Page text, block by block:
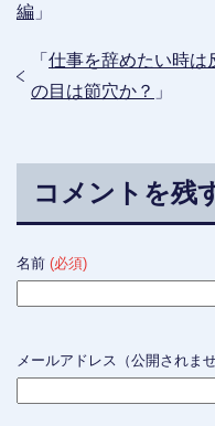
編 」
「 仕事を辞めたい時は
の目は節穴か？ 」
コメントを残
名前 (必須)
メールアドレス（公開されま